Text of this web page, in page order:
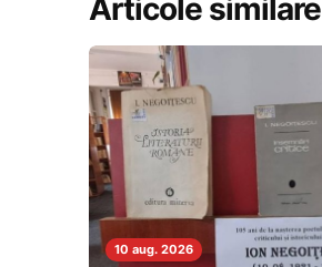
Articole similare
10 aug. 2026